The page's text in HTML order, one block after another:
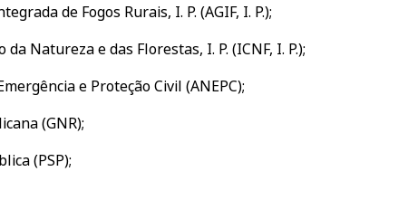
de Fogos Rurais, I. P. (AGIF, I. P.);
Natureza e das Florestas, I. P. (ICNF, I. P.);
e Proteção Civil (ANEPC);
(GNR);
(PSP);